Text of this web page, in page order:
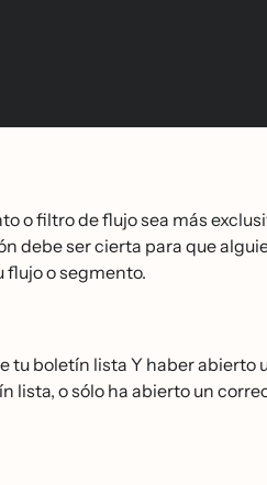
o filtro de flujo sea más
debe ser cierta para que
flujo o segmento.
tu boletín lista Y haber abierto
lista, o sólo ha abierto un